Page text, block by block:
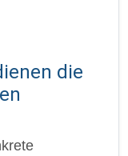
die